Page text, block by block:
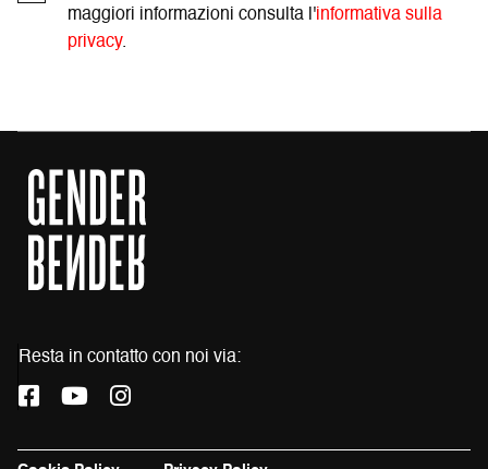
maggiori informazioni consulta l'informativa sulla
privacy.
Resta in contatto con noi via:
L
L